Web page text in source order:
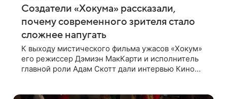
Создатели «Хокума» рассказали,
почему современного зрителя стало
сложнее напугать
К выходу мистического фильма ужасов «Хокум»
его режиссер Дэмиэн МакКарти и исполнитель
главной роли Адам Скотт дали интервью Кино